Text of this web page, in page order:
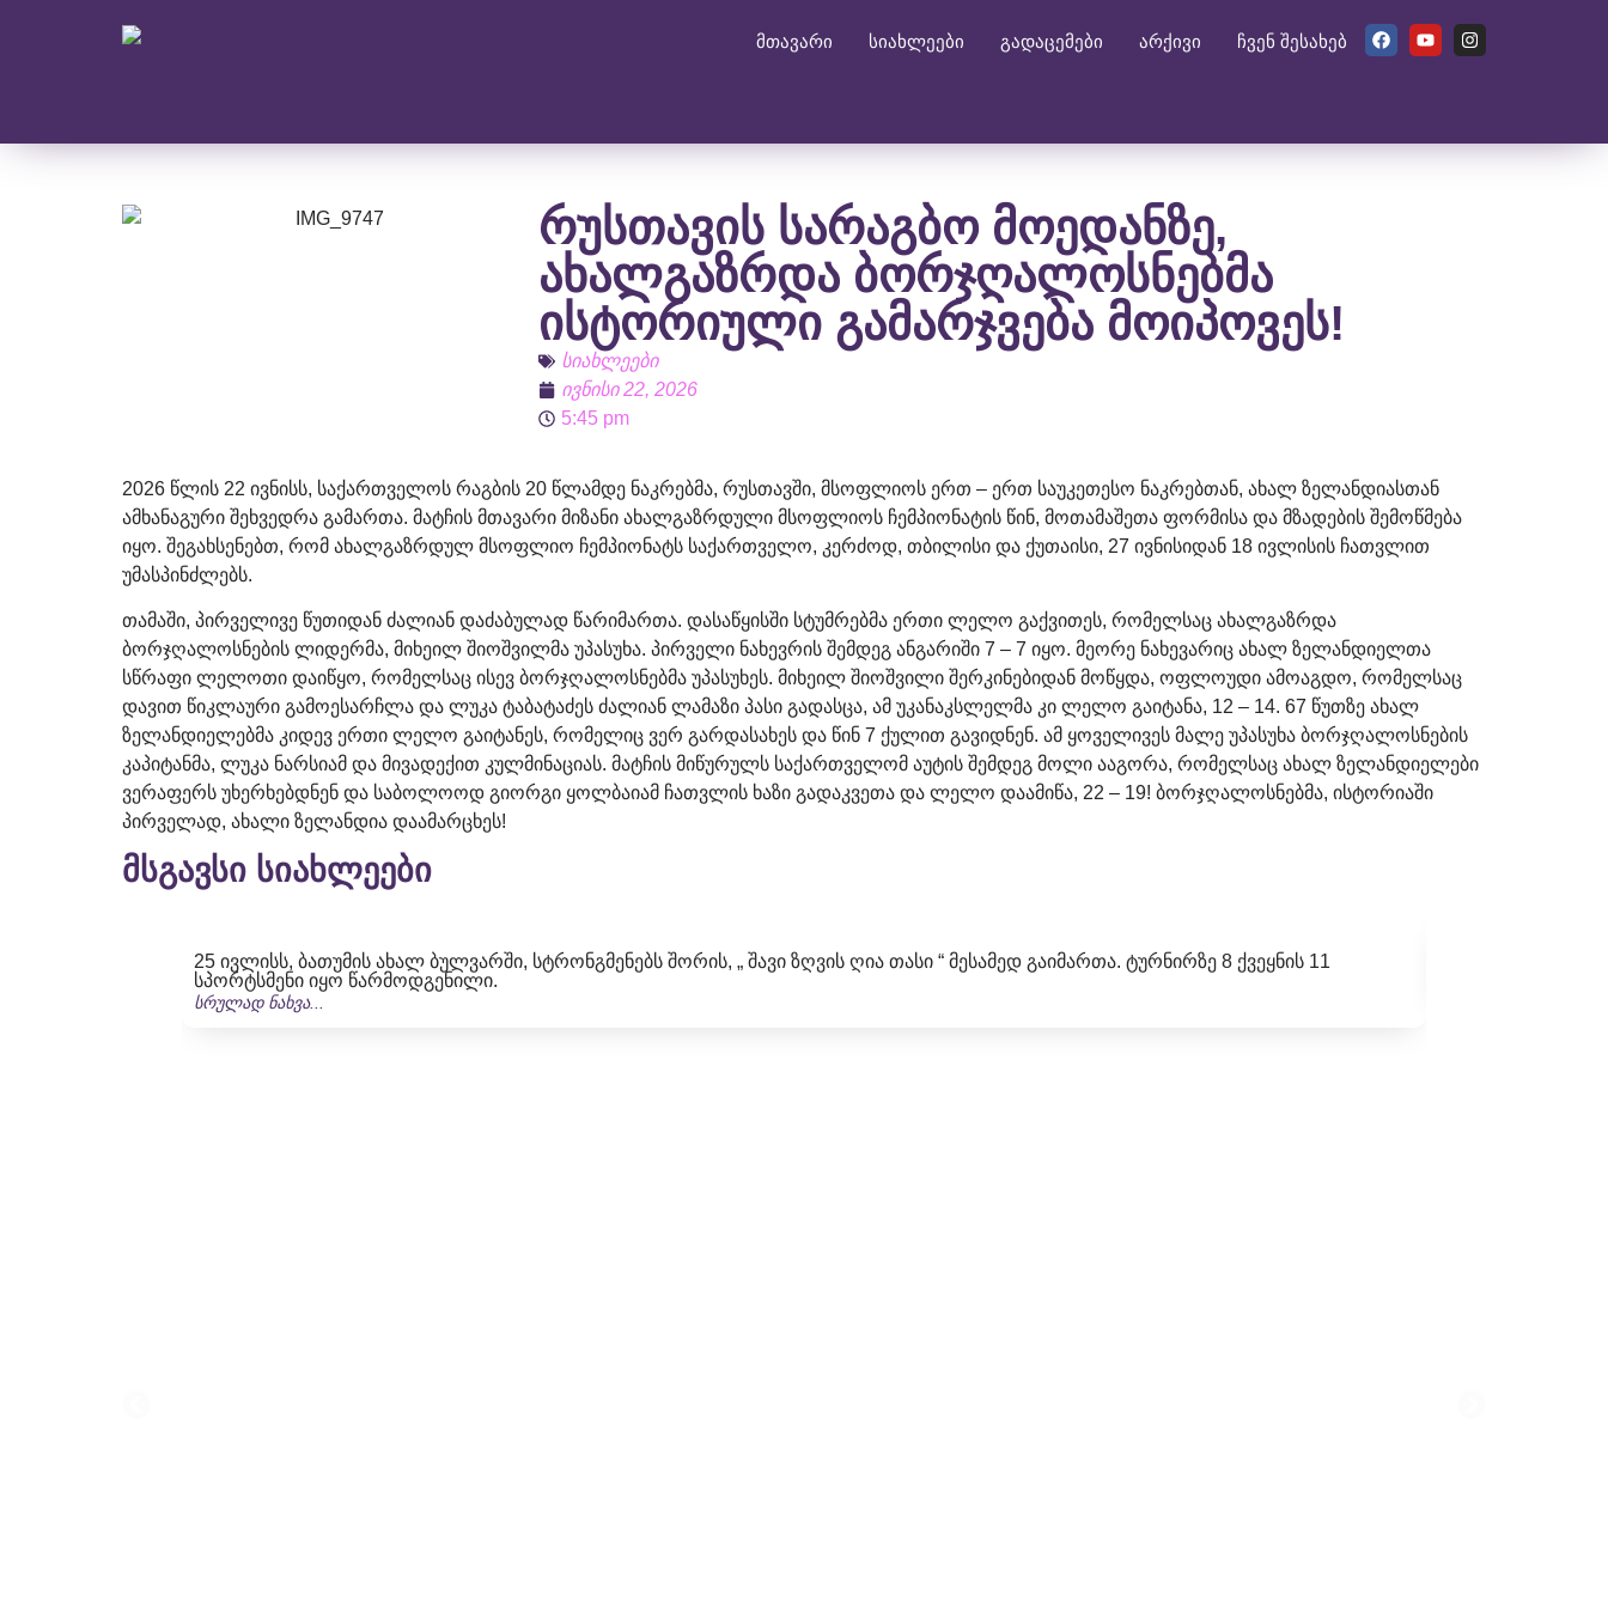
მთავარი სიახლეები გადაცემები არქივი ჩვენ შესახებ
რუსთავის სარაგბო მოედანზე,
ახალგაზრდა ბორჯღალოსნებმა
ისტორიული გამარჯვება მოიპოვეს!
სიახლეები
ივნისი 22, 2026
5:45 pm
2026 წლის 22 ივნისს, საქართველოს რაგბის 20 წლამდე ნაკრებმა, რუსთავში, მსოფლიოს ერთ – ერთ საუკეთესო ნაკრებთან, ახალ ზელანდიასთან
ამხანაგური შეხვედრა გამართა. მატჩის მთავარი მიზანი ახალგაზრდული მსოფლიოს ჩემპიონატის წინ, მოთამაშეთა ფორმისა და მზადების შემოწმება
იყო. შეგახსენებთ, რომ ახალგაზრდულ მსოფლიო ჩემპიონატს საქართველო, კერძოდ, თბილისი და ქუთაისი, 27 ივნისიდან 18 ივლისის ჩათვლით
უმასპინძლებს.
თამაში, პირველივე წუთიდან ძალიან დაძაბულად წარიმართა. დასაწყისში სტუმრებმა ერთი ლელო გაქვითეს, რომელსაც ახალგაზრდა
ბორჯღალოსნების ლიდერმა, მიხეილ შიოშვილმა უპასუხა. პირველი ნახევრის შემდეგ ანგარიში 7 – 7 იყო. მეორე ნახევარიც ახალ ზელანდიელთა
სწრაფი ლელოთი დაიწყო, რომელსაც ისევ ბორჯღალოსნებმა უპასუხეს. მიხეილ შიოშვილი შერკინებიდან მოწყდა, ოფლოუდი ამოაგდო, რომელსაც
დავით წიკლაური გამოესარჩლა და ლუკა ტაბატაძეს ძალიან ლამაზი პასი გადასცა, ამ უკანაკსლელმა კი ლელო გაიტანა, 12 – 14. 67 წუთზე ახალ
ზელანდიელებმა კიდევ ერთი ლელო გაიტანეს, რომელიც ვერ გარდასახეს და წინ 7 ქულით გავიდნენ. ამ ყოველივეს მალე უპასუხა ბორჯღალოსნების
კაპიტანმა, ლუკა ნარსიამ და მივადექით კულმინაციას. მატჩის მიწურულს საქართველომ აუტის შემდეგ მოლი ააგორა, რომელსაც ახალ ზელანდიელები
ვერაფერს უხერხებდნენ და საბოლოოდ გიორგი ყოლბაიამ ჩათვლის ხაზი გადაკვეთა და ლელო დაამიწა, 22 – 19! ბორჯღალოსნებმა, ისტორიაში
პირველად, ახალი ზელანდია დაამარცხეს!
მსგავსი სიახლეები
25 ივლისს, ბათუმის ახალ ბულვარში, სტრონგმენებს შორის, „ შავი ზღვის ღია თასი “ მესამედ გაიმართა. ტურნირზე 8 ქვეყნის 11
სპორტსმენი იყო წარმოდგენილი.
სრულად ნახვა...